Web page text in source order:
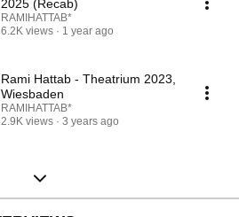
2025 (Recab)
RAMIHATTAB*
6.2K views
1 year ago
Rami Hattab - Theatrium 2023,
Wiesbaden
RAMIHATTAB*
2.9K views
3 years ago